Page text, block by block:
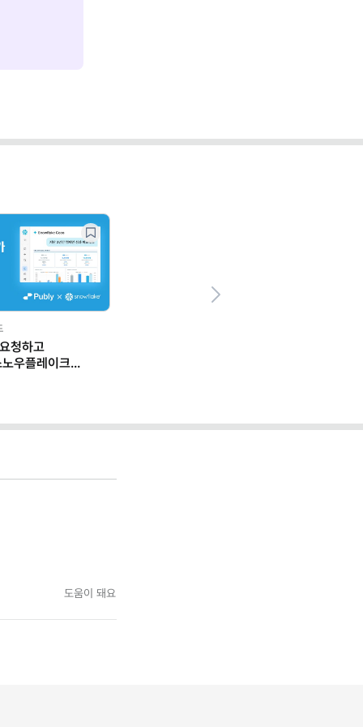
청하고
우플레이크
도움이 돼요